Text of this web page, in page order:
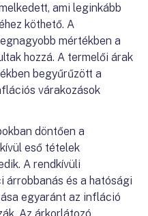
ami leginkább
köthető. A
mértékben a
hozzá. A termelői árak
begyűrűzött a
várakozások
döntően a
eső tételek
A rendkívüli
árrobbanás és a hatósági
egyaránt az infláció